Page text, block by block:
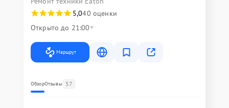
5,040 оценки
Открыто до 21:00
Маршрут
ОбзорОтзывы 57